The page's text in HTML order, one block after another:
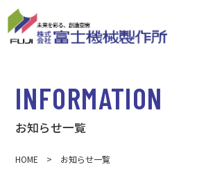
INFORMATION
お知らせ一覧
HOME > お知らせ一覧